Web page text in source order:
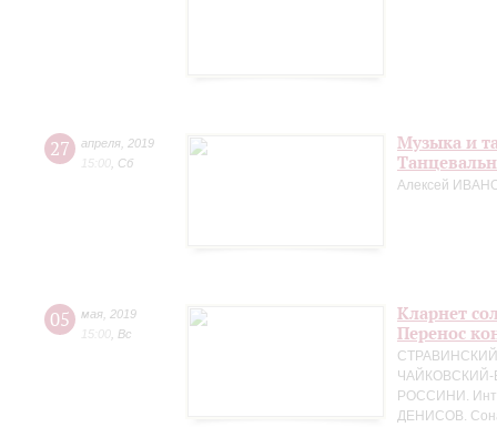
27 апреля 2019
15:00 Сб
Музыка и
Алексей
05 мая 2019
15:00 Вс
Кларнет
Перенос
СТРАВИНСКИЙ.
ЧАЙКОВСКИЙ-
РОССИНИ.
ДЕНИСОВ.